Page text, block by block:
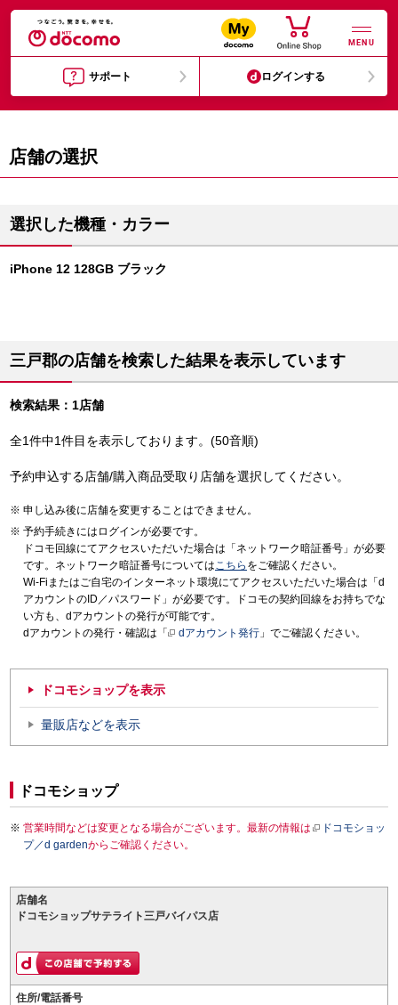
MENU
サポート ログインする
店舗の選択
選択した機種・カラー
iPhone 12 128GB ブラック
三戸郡の店舗を検索した結果を表示しています
検索結果：1店舗
全1件中1件目を表示しております。(50音順)
予約申込する店舗/購入商品受取り店舗を選択してください。
申し込み後に店舗を変更することはできません。
予約手続きにはログインが必要です。
ドコモ回線にてアクセスいただいた場合は「ネットワーク暗証番号」が必要
です。ネットワーク暗証番号についてはこちら をご確認ください。
Wi-Fiまたはご自宅のインターネット環境にてアクセスいただいた場合は「d
アカウントのID／パスワード」が必要です。ドコモの契約回線をお持ちでな
い方も、dアカウントの発行が可能です。
dアカウントの発行・確認は「
dアカウント発行 」でご確認ください。
ドコモショップを表示
量販店などを表示
ドコモショップ
営業時間などは変更となる場合がございます。最新の情報は
ドコモショッ
プ／d gardenからご確認ください。
店舗名
ドコモショップサテライト三戸バイパス店
住所/電話番号